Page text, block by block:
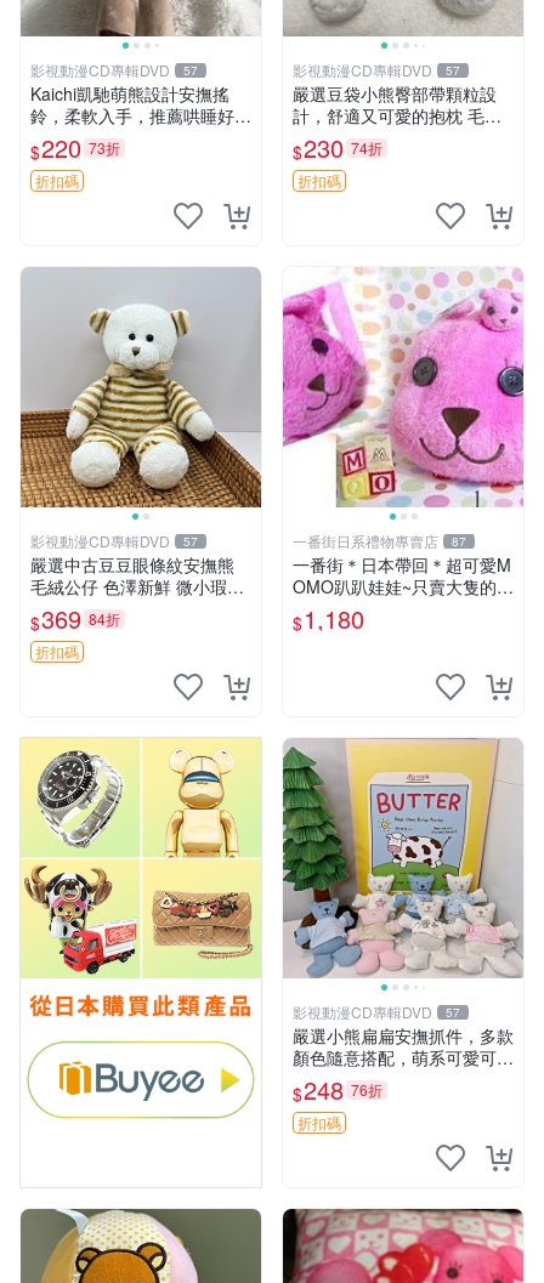
影視動漫CD專輯DVD 57
Kaichi凱馳萌熊設計安撫搖
鈴，柔軟入手，推薦哄睡好選
擇 熊公仔 安撫玩具 喂食環
$220 73折
折扣碼
影視動漫CD專輯DVD 57
嚴選豆袋小熊臀部帶顆粒設
計，舒適又可愛的抱枕 毛絨
抱枕、臀部按摩、坐墊
$230 74折
折扣碼
影視動漫CD專輯DVD 57
嚴選中古豆豆眼條紋安撫熊
毛絨公仔 色澤新鮮 微小瑕疵
可收藏 中古 安撫熊 條紋公仔
$369 84折
折扣碼
一番街日系禮物專賣店 87
一番街＊日本帶回＊超可愛M
OMO趴趴娃娃~只賣大隻的1
號~單隻價～生日禮物
$1,180
影視動漫CD專輯DVD 57
嚴選小熊扁扁安撫抓件，多款
顏色隨意搭配，萌系可愛可改
掛件 小熊安撫抓件 憶記 抓繩
孩童掛件
$248 76折
折扣碼